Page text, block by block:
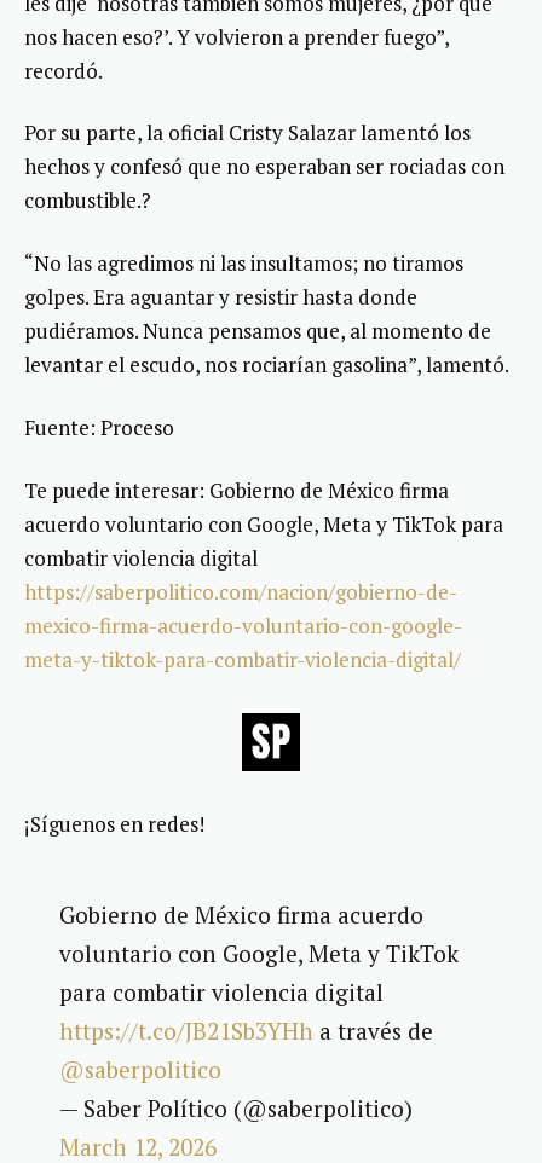
nos hacen eso?’. Y volvieron a prender fuego”,
recordó.
Por su parte, la oficial Cristy Salazar lamentó los
hechos y confesó que no esperaban ser rociadas con
combustible.?
“No las agredimos ni las insultamos; no tiramos
golpes. Era aguantar y resistir hasta donde
pudiéramos. Nunca pensamos que, al momento de
levantar el escudo, nos rociarían gasolina”, lamentó.
Fuente: Proceso
Te puede interesar: Gobierno de México firma
acuerdo voluntario con Google, Meta y TikTok para
combatir violencia digital
https://saberpolitico.com/nacion/gobierno-de-
mexico-firma-acuerdo-voluntario-con-google-
meta-y-tiktok-para-combatir-violencia-digital/
¡Síguenos en redes!
Gobierno de México firma acuerdo
voluntario con Google, Meta y TikTok
para combatir violencia digital
https://t.co/JB21Sb3YHh a través de
@saberpolitico
— Saber Político (@saberpolitico)
March 12, 2026